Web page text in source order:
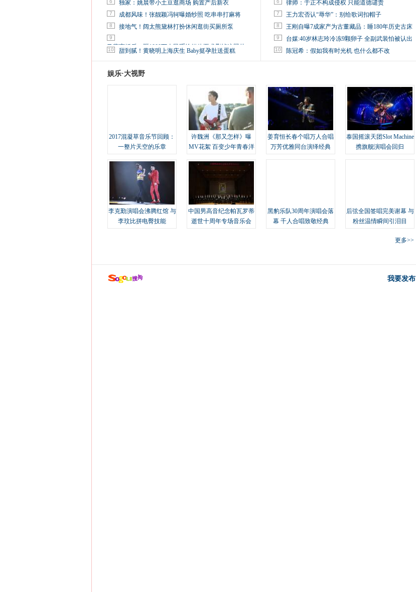
6 独家：姚晨带小土豆逛商场 购置产后新衣
7 成都风味！张靓颖冯轲曝婚纱照 吃串串打麻将
8 接地气！阔太熊黛林打扮休闲逛街买厕所泵
9
马蓉离婚后，砸1000万人民币给媒体要求删掉这照片
10 甜到腻！黄晓明上海庆生 Baby挺孕肚送蛋糕
6 律师：于正不构成侵权 只能道德谴责
7 王力宏否认“辱华”：别给歌词扣帽子
8 王刚自曝7成家产为古董藏品：睡180年历史古床
9 台媒:40岁林志玲冷冻9颗卵子 全副武装怕被认出
10 陈冠希：假如我有时光机 也什么都不改
娱乐·大视野
2017混凝草音乐节回顾：
一整片天空的乐章
许魏洲《那又怎样》曝
MV花絮 百变少年青春洋
姜育恒长春个唱万人合唱
万芳优雅同台演绎经典
泰国摇滚天团Slot Machine
携旗舰演唱会回归
李克勤演唱会沸腾红馆 与
李玟比拼电臀技能
中国男高音纪念帕瓦罗蒂
逝世十周年专场音乐会
黑豹乐队30周年演唱会落
幕 千人合唱致敬经典
后弦全国签唱完美谢幕 与
粉丝温情瞬间引泪目
更多>>
我要发布